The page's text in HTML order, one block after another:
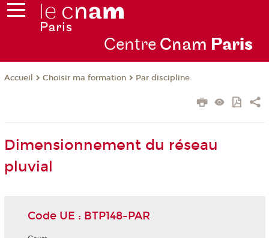
Centre Cnam Paris
Accueil Choisir ma formation Par discipline
Dimensionnement du réseau
pluvial
Code UE : BTP148-PAR